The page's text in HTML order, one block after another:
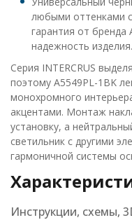
любыми оттенками
гарантия от
надежность изделия.
Серия INTERCRUS
поэтому A5549PL-1BK
монохромного
акцентами. Монтаж
установку, а
светильник с другими
гармоничной системы
Инструкции, схемы,